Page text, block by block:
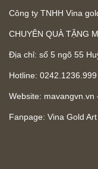
Công ty TNHH Vina
CHUYÊN QUÀ TẶNG
Địa chỉ: số 5 ngõ 55
Hotline:
Website: mavangvn.vn
Fanpage: Vina Gold Art